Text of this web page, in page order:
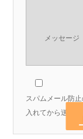
メッセージ
スパムメール防
入れてから送信し